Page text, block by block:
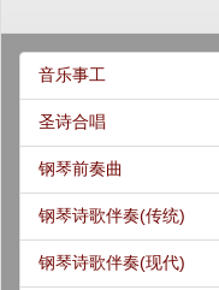
音乐事工
圣诗合唱
钢琴前奏曲
钢琴诗歌伴奏(传统)
钢琴诗歌伴奏(现代)